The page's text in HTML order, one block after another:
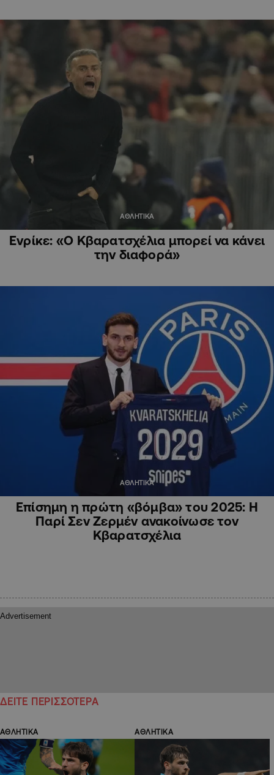
ΑΘΛΗΤΙΚΑ
Ενρίκε: «Ο Κβαρατσχέλια μπορεί να κάνει
την διαφορά»
ΑΘΛΗΤΙΚΑ
Επίσημη η πρώτη «βόμβα» του 2025: Η
Παρί Σεν Ζερμέν ανακοίνωσε τον
Κβαρατσχέλια
ΔΕΙΤΕ ΠΕΡΙΣΣΟΤΕΡΑ
ΑΘΛΗΤΙΚΑ ΑΘΛΗΤΙΚΑ